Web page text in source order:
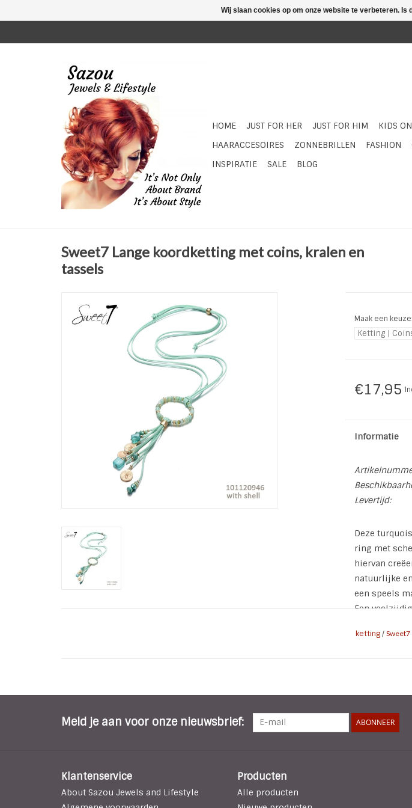
HOME JUST FOR HER JUST FOR HIM KIDS
HAARACCESOIRES
ZONNEBRILLEN FASHION
INSPIRATIE
SALE BLOG
Sweet7 Lange koordketting met coins, kralen en
tassels
Maak een keuze:
€17,95
Informatie
Levertijd:
Deze
ring met
hiervan
natuurlijke
een speels
Een
* Sluiting:
* Kleur:
ketting/ Sweet7
Meld je aan voor onze nieuwsbrief: ABONNEER
Klantenservice
About Sazou Jewels and Lifestyle
Producten
Alle producten
Wij slaan cookies op om onze website te verbeteren. Is